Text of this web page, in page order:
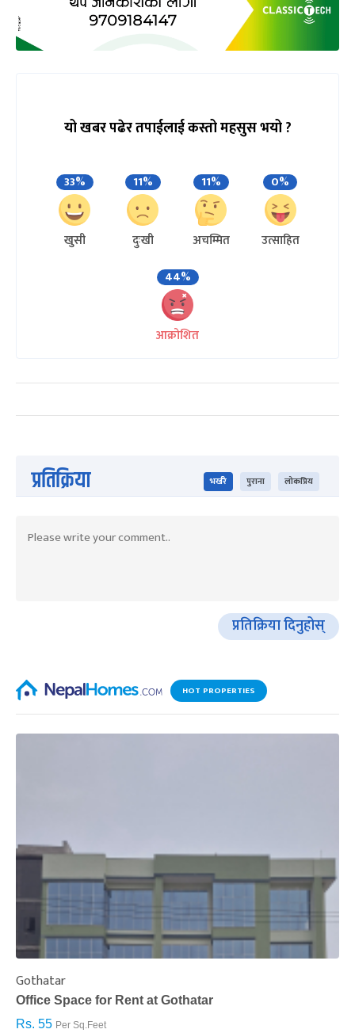
यो खबर पढेर तपाईलाई कस्तो महसुस भयो ?
33%
खुसी
11%
दुःखी
11%
अचम्मित
0%
उत्साहित
44%
आक्रोशित
प्रतिक्रिया भर्खरै पुराना लोकप्रिय
प्रतिक्रिया दिनुहोस्
HOT PROPERTIES
Gothatar
Office Space for Rent at Gothatar
Rs. 55 Per Sq.Feet